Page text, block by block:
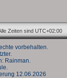
Zeiten sind UTC+02:00
vorbehalten.
Rainman.
12.06.2026